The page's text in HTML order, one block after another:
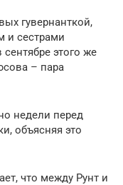
гувернанткой,
и сестрами
сентябре этого же
– пара
недели перед
объясняя это
что между Рунт и